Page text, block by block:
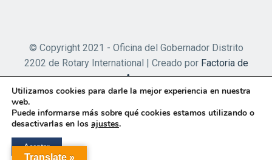
© Copyright 2021 - Oficina del Gobernador Distrito
2202 de Rotary International | Creado por Factoria de
Apps
Translate »
Utilizamos cookies para darle la mejor experiencia en nuestra
web.
Puede informarse más sobre qué cookies estamos utilizando o
desactivarlas en los ajustes.
Aceptar